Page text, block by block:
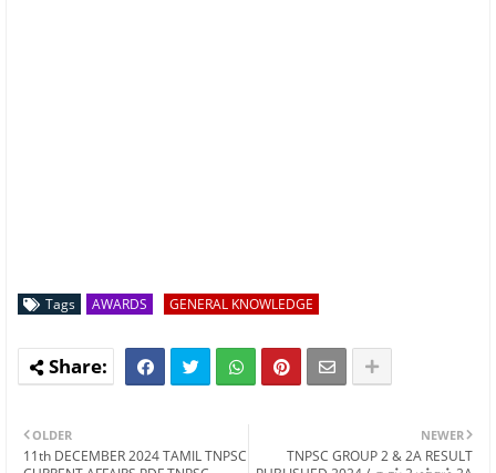
Tags AWARDS GENERAL KNOWLEDGE
NEWER
TNPSC GROUP 2 & 2A RESULT
OLDER
11th DECEMBER 2024 TAMIL TNPSC